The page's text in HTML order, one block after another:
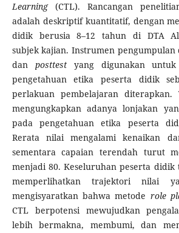
Learning(CTL). Rancangan
adalah deskriptif kuantitatif, dengan
didik berusia 8–12 tahun di DTA
subjek kajian. Instrumen
dan posttestyang digunakan untuk
pengetahuan etika peserta didik
perlakuan pembelajaran diterapkan.
mengungkapkan adanya lonjakan
pada pengetahuan etika peserta
Rerata nilai mengalami kenaikan
sementara capaian terendah turut
menjadi 80. Keseluruhan peserta didik
memperlihatkan trajektori nilai
mengisyaratkan bahwa metode role
CTL berpotensi mewujudkan
lebih bermakna, membumi, dan